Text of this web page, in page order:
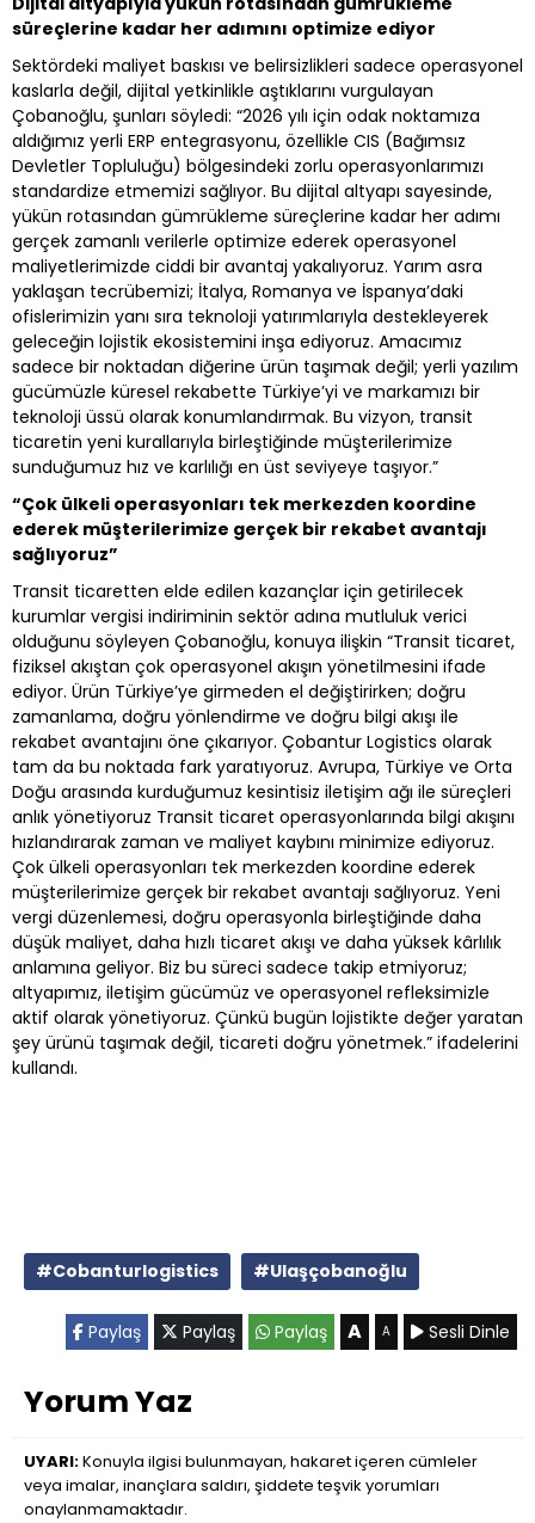
süreçlerine kadar her adımını optimize ediyor
Sektördeki maliyet baskısı ve belirsizlikleri sadece operasyonel
kaslarla değil, dijital yetkinlikle aştıklarını vurgulayan
Çobanoğlu, şunları söyledi: “2026 yılı için odak noktamıza
aldığımız yerli ERP entegrasyonu, özellikle CIS (Bağımsız
Devletler Topluluğu) bölgesindeki zorlu operasyonlarımızı
standardize etmemizi sağlıyor. Bu dijital altyapı sayesinde,
yükün rotasından gümrükleme süreçlerine kadar her adımı
gerçek zamanlı verilerle optimize ederek operasyonel
maliyetlerimizde ciddi bir avantaj yakalıyoruz. Yarım asra
yaklaşan tecrübemizi; İtalya, Romanya ve İspanya’daki
ofislerimizin yanı sıra teknoloji yatırımlarıyla destekleyerek
geleceğin lojistik ekosistemini inşa ediyoruz. Amacımız
sadece bir noktadan diğerine ürün taşımak değil; yerli yazılım
gücümüzle küresel rekabette Türkiye’yi ve markamızı bir
teknoloji üssü olarak konumlandırmak. Bu vizyon, transit
ticaretin yeni kurallarıyla birleştiğinde müşterilerimize
sunduğumuz hız ve karlılığı en üst seviyeye taşıyor.”
“Çok ülkeli operasyonları tek merkezden koordine
ederek müşterilerimize gerçek bir rekabet avantajı
sağlıyoruz”
Transit ticaretten elde edilen kazançlar için getirilecek
kurumlar vergisi indiriminin sektör adına mutluluk verici
olduğunu söyleyen Çobanoğlu, konuya ilişkin “Transit ticaret,
fiziksel akıştan çok operasyonel akışın yönetilmesini ifade
ediyor. Ürün Türkiye’ye girmeden el değiştirirken; doğru
zamanlama, doğru yönlendirme ve doğru bilgi akışı ile
rekabet avantajını öne çıkarıyor. Çobantur Logistics olarak
tam da bu noktada fark yaratıyoruz. Avrupa, Türkiye ve Orta
Doğu arasında kurduğumuz kesintisiz iletişim ağı ile süreçleri
anlık yönetiyoruz Transit ticaret operasyonlarında bilgi akışını
hızlandırarak zaman ve maliyet kaybını minimize ediyoruz.
Çok ülkeli operasyonları tek merkezden koordine ederek
müşterilerimize gerçek bir rekabet avantajı sağlıyoruz. Yeni
vergi düzenlemesi, doğru operasyonla birleştiğinde daha
düşük maliyet, daha hızlı ticaret akışı ve daha yüksek kârlılık
anlamına geliyor. Biz bu süreci sadece takip etmiyoruz;
altyapımız, iletişim gücümüz ve operasyonel refleksimizle
aktif olarak yönetiyoruz. Çünkü bugün lojistikte değer yaratan
şey ürünü taşımak değil, ticareti doğru yönetmek.” ifadelerini
kullandı.
#Cobanturlogistics #Ulaşçobanoğlu
Paylaş Paylaş Paylaş A A Sesli Dinle
Yorum Yaz
UYARI:Konuyla ilgisi bulunmayan, hakaret içeren cümleler
veya imalar, inançlara saldırı, şiddete teşvik yorumları
onaylanmamaktadır.